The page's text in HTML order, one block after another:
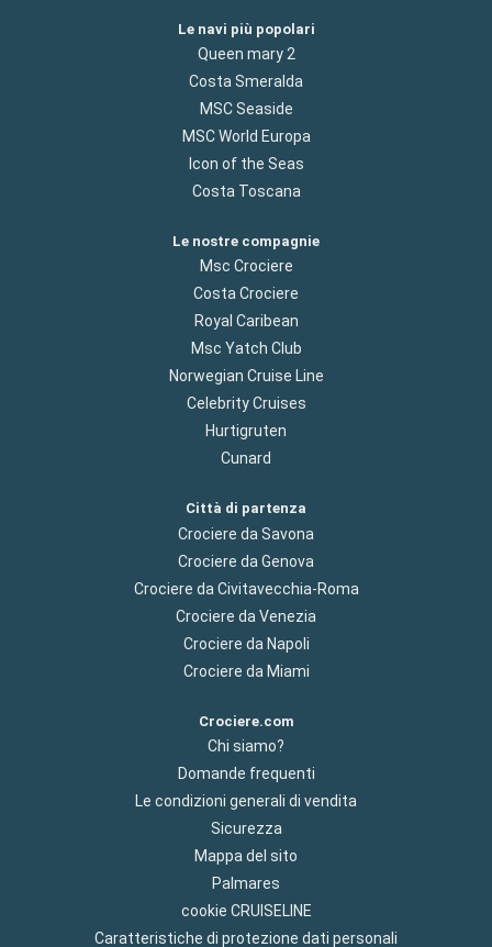
Le navi più popolari
Queen mary 2
Costa Smeralda
MSC Seaside
MSC World Europa
Icon of the Seas
Costa Toscana
Le nostre compagnie
Msc Crociere
Costa Crociere
Royal Caribean
Msc Yatch Club
Norwegian Cruise Line
Celebrity Cruises
Hurtigruten
Cunard
Città di partenza
Crociere da Savona
Crociere da Genova
Crociere da Civitavecchia-Roma
Crociere da Venezia
Crociere da Napoli
Crociere da Miami
Crociere.com
Chi siamo?
Domande frequenti
Le condizioni generali di vendita
Sicurezza
Mappa del sito
Palmares
cookie CRUISELINE
Caratteristiche di protezione dati personali